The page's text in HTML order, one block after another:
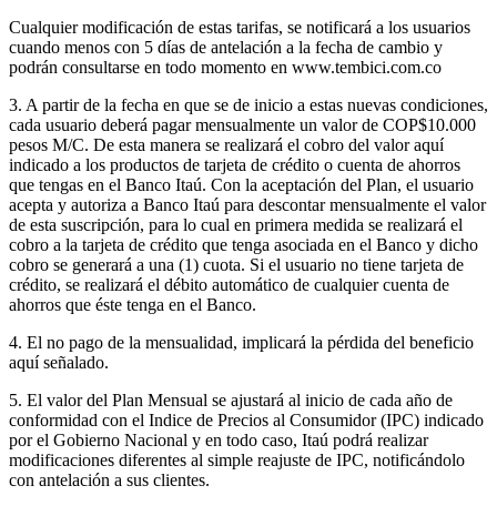
Cualquier modificación de estas tarifas, se notificará a los usuarios
cuando menos con 5 días de antelación a la fecha de cambio y
podrán consultarse en todo momento en www.tembici.com.co
3. A partir de la fecha en que se de inicio a estas nuevas condiciones,
cada usuario deberá pagar mensualmente un valor de COP$10.000
pesos M/C. De esta manera se realizará el cobro del valor aquí
indicado a los productos de tarjeta de crédito o cuenta de ahorros
que tengas en el Banco Itaú. Con la aceptación del Plan, el usuario
acepta y autoriza a Banco Itaú para descontar mensualmente el valor
de esta suscripción, para lo cual en primera medida se realizará el
cobro a la tarjeta de crédito que tenga asociada en el Banco y dicho
cobro se generará a una (1) cuota. Si el usuario no tiene tarjeta de
crédito, se realizará el débito automático de cualquier cuenta de
ahorros que éste tenga en el Banco.
4. El no pago de la mensualidad, implicará la pérdida del beneficio
aquí señalado.
5. El valor del Plan Mensual se ajustará al inicio de cada año de
conformidad con el Indice de Precios al Consumidor (IPC) indicado
por el Gobierno Nacional y en todo caso, Itaú podrá realizar
modificaciones diferentes al simple reajuste de IPC, notificándolo
con antelación a sus clientes.